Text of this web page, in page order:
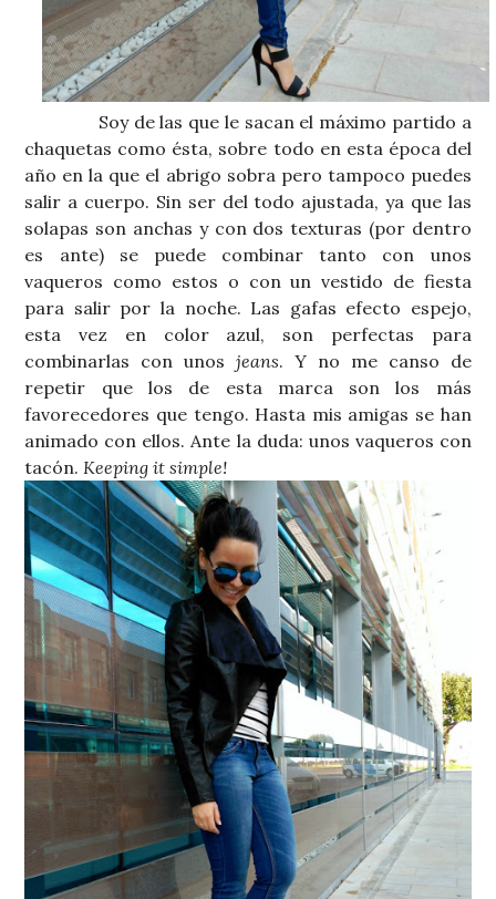
Soy de las que le sacan el máximo partido a
chaquetas como ésta, sobre todo en esta época del
año en la que el abrigo sobra pero tampoco puedes
salir a cuerpo. Sin ser del todo ajustada, ya que las
solapas son anchas y con dos texturas (por dentro
es ante) se puede combinar tanto con unos
vaqueros como estos o con un vestido de fiesta
para salir por la noche. Las gafas efecto espejo,
esta vez en color azul, son perfectas para
combinarlas con unos jeans. Y no me canso de
repetir que los de esta marca son los más
favorecedores que tengo. Hasta mis amigas se han
animado con ellos. Ante la duda: unos vaqueros con
tacón. Keeping it simple!